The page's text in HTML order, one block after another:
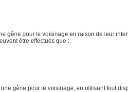
gêne pour le voisinage en raison de leur
être effectués que :
gêne pour le voisinage, en utilisant tout